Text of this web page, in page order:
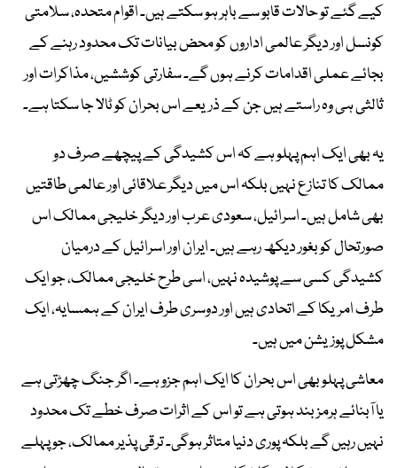
کیے گئے تو حالات قابو سے باہر ہو سکتے ہیں۔ اقوام متحدہ، سلامتی
کونسل اور دیگر عالمی اداروں کو محض بیانات تک محدود رہنے کے
بجائے عملی اقدامات کرنے ہوں گے۔ سفارتی کوششیں، مذاکرات اور
ثالثی ہی وہ راستے ہیں جن کے ذریعے اس بحران کو ٹالا جا سکتا ہے۔
یہ بھی ایک اہم پہلو ہے کہ اس کشیدگی کے پیچھے صرف دو
ممالک کا تنازع نہیں بلکہ اس میں دیگر علاقائی اور عالمی طاقتیں
بھی شامل ہیں۔ اسرائیل، سعودی عرب اور دیگر خلیجی ممالک اس
صورتحال کو بغور دیکھ رہے ہیں۔ ایران اور اسرائیل کے درمیان
کشیدگی کسی سے پوشیدہ نہیں، اسی طرح خلیجی ممالک، جو ایک
طرف امریکا کے اتحادی ہیں اور دوسری طرف ایران کے ہمسایہ، ایک
مشکل پوزیشن میں ہیں۔
معاشی پہلو بھی اس بحران کا ایک اہم جزو ہے۔ اگر جنگ چھڑتی ہے
یا آبنائے ہرمز بند ہوتی ہے تو اس کے اثرات صرف خطے تک محدود
نہیں رہیں گے بلکہ پوری دنیا متاثر ہوگی۔ ترقی پذیر ممالک، جو پہلے